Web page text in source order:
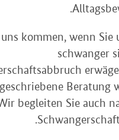
kommen, wenn Sie
schwanger
Beratung
begleiten Sie auch